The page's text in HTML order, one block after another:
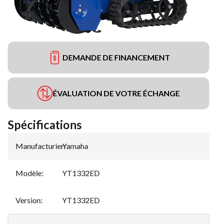
DEMANDE DE FINANCEMENT
ÉVALUATION DE VOTRE ÉCHANGE
Spécifications
Manufacturier:
Yamaha
Modèle: YT1332ED
Version: YT1332ED